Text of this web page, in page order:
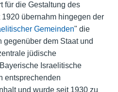
für die Gestaltung des
übernahm hingegen der
Gemeinden" die
gegenüber dem Staat und
jüdische
Israelitische
entsprechenden
und wurde seit 1930 zu